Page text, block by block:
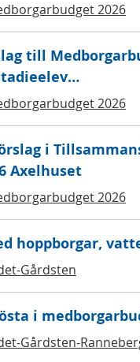
2026
till
2026
i
Axelhuset
2026
hoppborgar,
Gårdsten
i
Gårdsten-